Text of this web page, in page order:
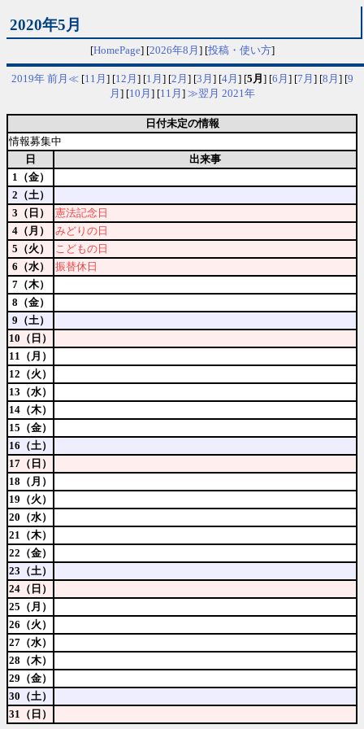
2020年5月
[HomePage] [2026年8月 ] [投稿・使い方]
2019年 前月≪[11月 ] [12月 ] [1月 ] [2月 ] [3月 ] [4月 ] [5月 ] [6月 ] [7月 ] [8月 ] [9
月 ] [10月 ] [11月 ] ≫翌月 2021年
日付未定の情報
情報募集中
日
出来事
1（金）
2（土）
3（日）
憲法記念日
4（月）
みどりの日
5（火）
こどもの日
6（水）
振替休日
7（木）
8（金）
9（土）
10（日）
11（月）
12（火）
13（水）
14（木）
15（金）
16（土）
17（日）
18（月）
19（火）
20（水）
21（木）
22（金）
23（土）
24（日）
25（月）
26（火）
27（水）
28（木）
29（金）
30（土）
31（日）